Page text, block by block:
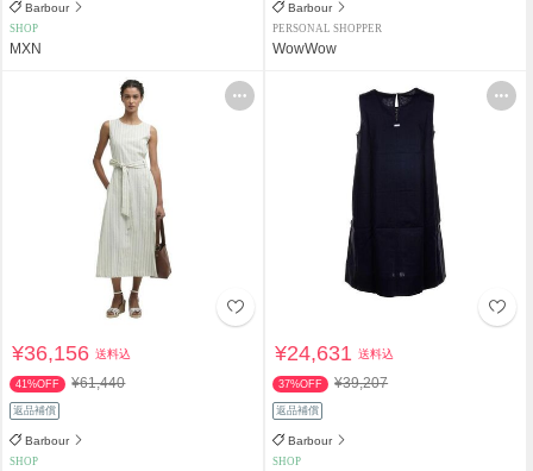
Barbour
SHOP
MXN
Barbour
PERSONAL SHOPPER
WowWow
¥36,156送料込
41%OFF ¥61,440
返品補償
Barbour
SHOP
¥24,631送料込
37%OFF ¥39,207
返品補償
Barbour
SHOP